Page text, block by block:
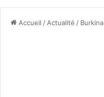
Accueil / Actualité / Burkina